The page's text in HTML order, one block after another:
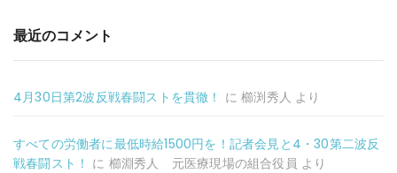
最近のコメント
4月30日第2波反戦春闘ストを貫徹！ に櫛渕秀人 より
すべての労働者に最低時給1500円を！記者会見と4・30第二波反
戦春闘スト！ に 櫛淵秀人 元医療現場の組合役員 より